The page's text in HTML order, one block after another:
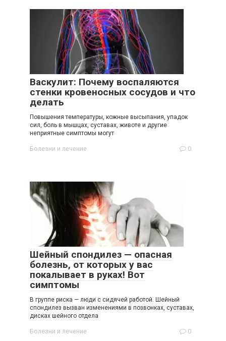
Васкулит: Почему воспаляются
стенки кровеносных сосудов и что
делать
Повышения температуры, кожные высыпания, упадок
сил, боль в мышцах, суставах, животе и другие
неприятные симптомы могут
Болезни и лечение 0
Шейный спондилез — опасная
болезнь, от которых у вас
покалывает в руках! Вот
симптомы
В группе риска — люди с сидячей работой. Шейный
спондилез вызван изменениями в позвонках, суставах,
дисках шейного отдела
Болезни и лечение 0